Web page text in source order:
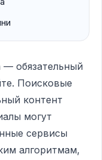
— обязательный
Поисковые
контент
могут
сервисы
алгоритмам,